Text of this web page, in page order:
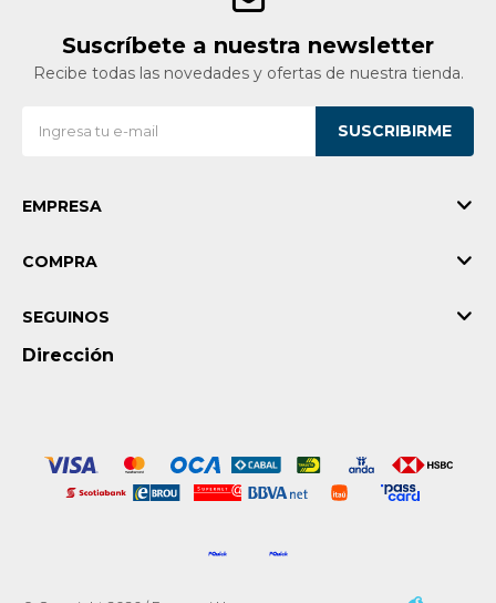
Suscríbete a nuestra newsletter
Recibe todas las novedades y ofertas de nuestra tienda.
SUSCRIBIRME
EMPRESA
COMPRA
Dirección
SEGUINOS